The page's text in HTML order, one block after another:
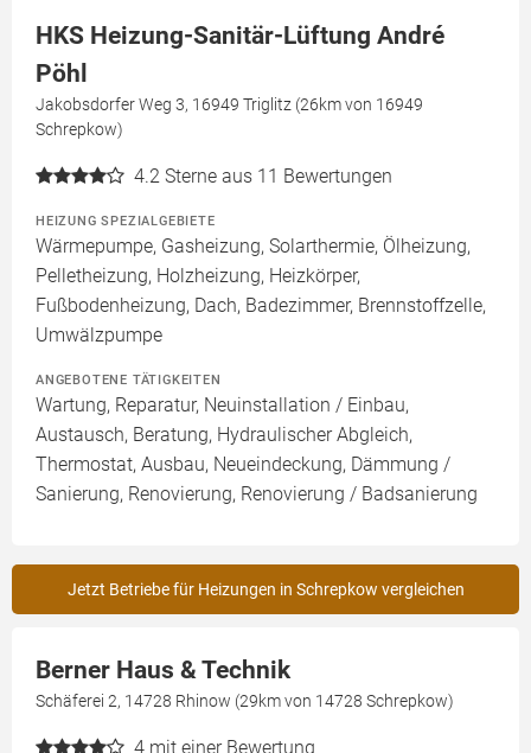
HKS Heizung-Sanitär-Lüftung André
Pöhl
Jakobsdorfer Weg 3, 16949 Triglitz (26km von 16949
Schrepkow)
4.2 Sterne aus 11 Bewertungen
HEIZUNG SPEZIALGEBIETE
Wärmepumpe, Gasheizung, Solarthermie, Ölheizung,
Pelletheizung, Holzheizung, Heizkörper,
Fußbodenheizung, Dach, Badezimmer, Brennstoffzelle,
Umwälzpumpe
ANGEBOTENE TÄTIGKEITEN
Wartung, Reparatur, Neuinstallation / Einbau,
Austausch, Beratung, Hydraulischer Abgleich,
Thermostat, Ausbau, Neueindeckung, Dämmung /
Sanierung, Renovierung, Renovierung / Badsanierung
Jetzt Betriebe für Heizungen in Schrepkow vergleichen
Berner Haus & Technik
Schäferei 2, 14728 Rhinow (29km von 14728 Schrepkow)
4 mit einer Bewertung